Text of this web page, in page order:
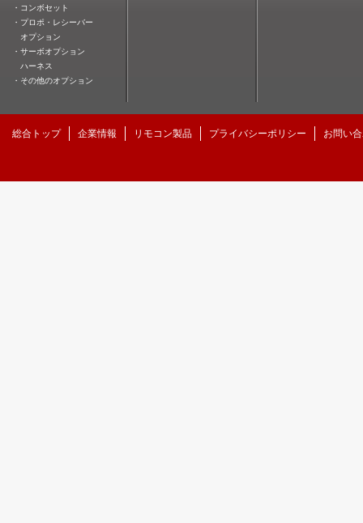
・コンボセット
・プロポ・レシーバー
オプション
・サーボオプション
ハーネス
・その他のオプション
総合トップ 企業情報 リモコン製品 プライバシーポリシー お問い